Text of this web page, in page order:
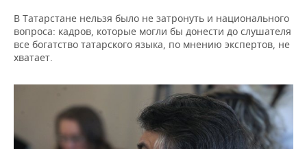
В Татарстане нельзя было не затронуть и национального
вопроса: кадров, которые могли бы донести до слушателя
все богатство татарского языка, по мнению экспертов, не
хватает.